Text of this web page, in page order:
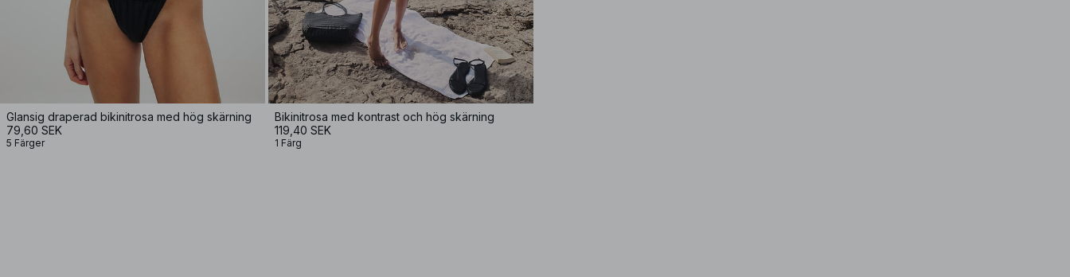
Glansig draperad bikinitrosa med hög skärning
79,60 SEK
5 Färger
Bikinitrosa med kontrast och hög skärning
119,40 SEK
1 Färg